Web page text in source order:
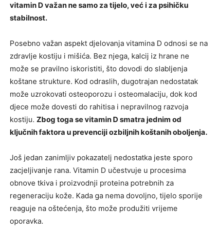
vitamin D važan ne samo za tijelo, već i za psihičku
stabilnost.
Posebno važan aspekt djelovanja vitamina D odnosi se na
zdravlje kostiju i mišića. Bez njega, kalcij iz hrane ne
može se pravilno iskoristiti, što dovodi do slabljenja
koštane strukture. Kod odraslih, dugotrajan nedostatak
može uzrokovati osteoporozu i osteomalaciju, dok kod
djece može dovesti do rahitisa i nepravilnog razvoja
kostiju. Zbog toga se vitamin D smatra jednim od
ključnih faktora u prevenciji ozbiljnih koštanih oboljenja.
Još jedan zanimljiv pokazatelj nedostatka jeste sporo
zacjeljivanje rana. Vitamin D učestvuje u procesima
obnove tkiva i proizvodnji proteina potrebnih za
regeneraciju kože. Kada ga nema dovoljno, tijelo sporije
reaguje na oštećenja, što može produžiti vrijeme
oporavka.